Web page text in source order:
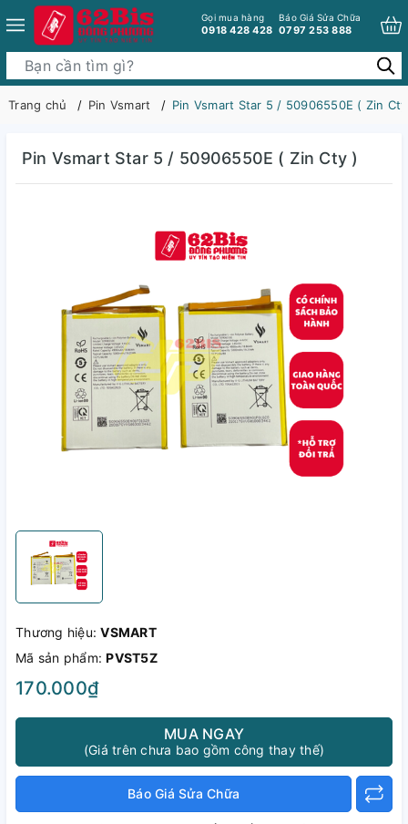
Gọi mua hàng
0918 428 428
Báo Giá Sửa Chữa
0797 253 888
Trang chủ Pin Vsmart Pin Vsmart Star 5 / 50906550E ( Zin
Pin Vsmart Star 5 / 50906550E ( Zin Cty )
Thương hiệu:VSMART
Mã sản phẩm:PVST5Z
170.000₫
MUA NGAY
(Giá trên chưa bao gồm công thay thế)
Báo Giá Sửa Chữa